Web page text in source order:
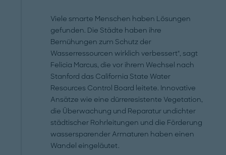
Viele smarte Menschen haben Lösungen
gefunden. Die Städte haben ihre
Bemühungen zum Schutz der
Wasserressourcen wirklich verbessert", sagt
Felicia Marcus, die vor ihrem Wechsel nach
Stanford das California State Water
Resources Control Board leitete. Innovative
Ansätze wie eine dürreresistente Vegetation,
die Überwachung und Reparatur undichter
städtischer Rohrleitungen und die Förderung
wassersparender Armaturen haben einen
Wandel eingeläutet.